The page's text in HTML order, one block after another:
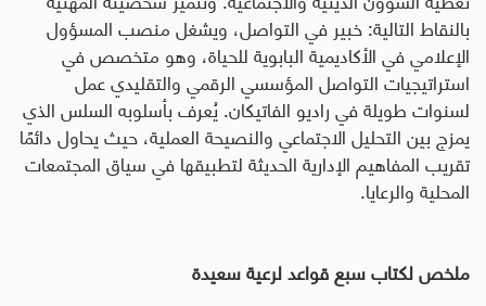
بالنقاط التالية: خبير في التواصل، ويشغل منصب المسؤول
الإعلامي في الأكاديمية البابوية للحياة، وهو متخصص في
استراتيجيات التواصل المؤسسي الرقمي والتقليدي عمل
لسنوات طويلة في راديو الفاتيكان. يُعرف بأسلوبه السلس الذي
يمزج بين التحليل الاجتماعي والنصيحة العملية، حيث يحاول دائمًا
تقريب المفاهيم الإدارية الحديثة لتطبيقها في سياق المجتمعات
المحلية والرعايا.
ملخص لكتاب سبع قواعد لرعية سعيدة